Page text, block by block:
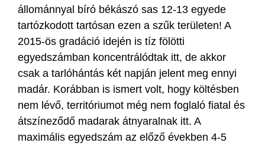
állománnyal bíró békászó sas 12-13 egyede
tartózkodott tartósan ezen a szűk területen! A
2015-ös gradáció idején is tíz fölötti
egyedszámban koncentrálódtak itt, de akkor
csak a tarlóhántás két napján jelent meg ennyi
madár. Korábban is ismert volt, hogy költésben
nem lévő, territóriumot még nem foglaló fiatal és
átszíneződő madarak átnyaralnak itt. A
maximális egyedszám az előző években 4-5